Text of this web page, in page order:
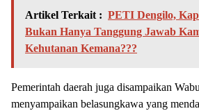
Artikel Terkait : PETI Dengilo,
Bukan Hanya Tanggung Jawab
Kehutanan Kemana???
Pemerintah daerah juga disampaikan
menyampaikan belasungkawa yang